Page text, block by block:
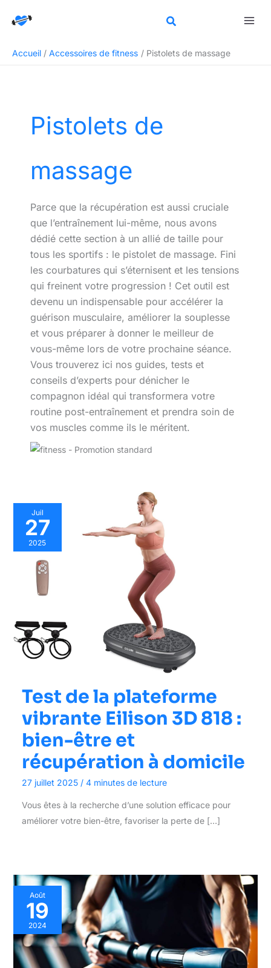
Accueil
Accessoires de fitness Pistolets de massage
Pistolets de
massage
Parce que la récupération est aussi cruciale
que l’entraînement lui-même, nous avons
dédié cette section à un allié de taille pour
tous les sportifs : le pistolet de massage. Fini
les courbatures qui s’éternisent et les tensions
qui freinent votre progression ! Cet outil est
devenu un indispensable pour accélérer la
guérison musculaire, améliorer la souplesse
et vous préparer à donner le meilleur de
vous-même lors de votre prochaine séance.
Vous trouverez ici nos guides, tests et
conseils d’experts pour dénicher le
compagnon idéal qui transformera votre
routine post-entraînement et prendra soin de
vos muscles comme ils le méritent.
Juil
27
2025
Test de la plateforme
vibrante Eilison 3D 818 :
bien-être et
récupération à domicile
27 juillet 2025 / 4 minutes de lecture
Vous êtes à la recherche d’une solution efficace pour
améliorer votre bien-être, favoriser la perte de […]
Août
19
2024